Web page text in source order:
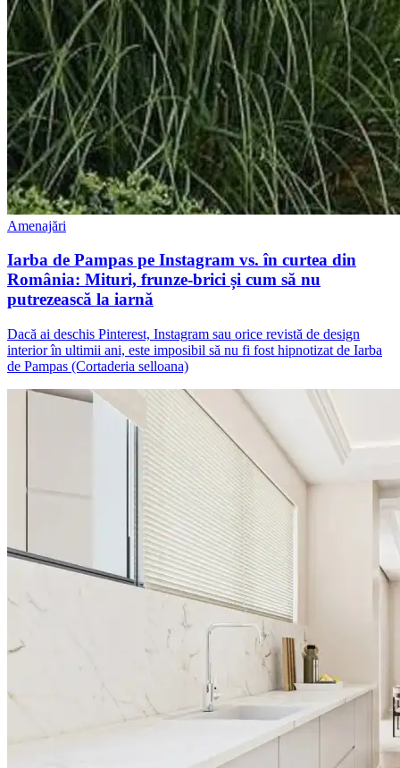
Amenajări
Iarba de Pampas pe Instagram vs. în curtea din
România: Mituri, frunze-brici și cum să nu
putrezească la iarnă
Dacă ai deschis Pinterest, Instagram sau orice revistă de design
interior în ultimii ani, este imposibil să nu fi fost hipnotizat de Iarba
de Pampas (Cortaderia selloana)